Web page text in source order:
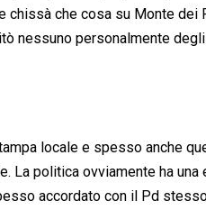
chissà che cosa su Monte dei
nessuno personalmente degli
locale e spesso anche
La politica ovviamente ha una
accordato con il Pd